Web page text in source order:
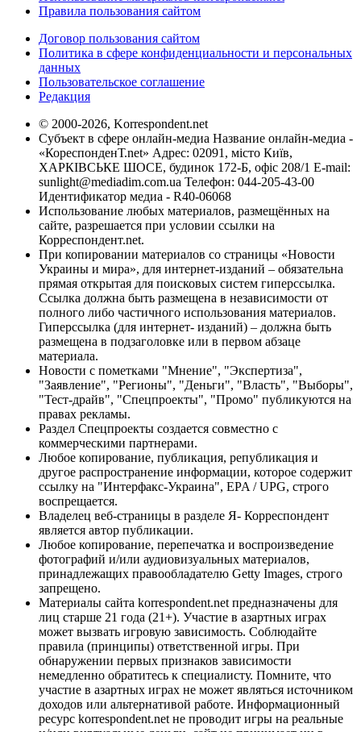
Правила пользования сайтом
Договор пользования сайтом
Политика в сфере конфиденциальности и персональных
данных
Пользовательское соглашение
Редакция
© 2000-2026, Korrespondent.net
Субъект в сфере онлайн-медиа Название онлайн-медиа -
«КореспонденТ.net» Адрес: 02091, місто Київ,
ХАРКІВСЬКЕ ШОСЕ, будинок 172-Б, офіс 208/1 E-mail:
sunlight@mediadim.com.ua Телефон: 044-205-43-00
Идентификатор медиа - R40-06068
Использование любых материалов, размещённых на
сайте, разрешается при условии ссылки на
Корреспондент.net.
При копировании материалов со страницы «Новости
Украины и мира», для интернет-изданий – обязательна
прямая открытая для поисковых систем гиперссылка.
Ссылка должна быть размещена в независимости от
полного либо частичного использования материалов.
Гиперссылка (для интернет- изданий) – должна быть
размещена в подзаголовке или в первом абзаце
материала.
Новости с пометками "Мнение", "Экспертиза",
"Заявление", "Регионы", "Деньги", "Власть", "Выборы",
"Тест-драйв", "Спецпроекты", "Промо" публикуются на
правах рекламы.
Раздел Спецпроекты создается совместно с
коммерческими партнерами.
Любое копирование, публикация, републикация и
другое распространение информации, которое содержит
ссылку на "Интерфакс-Украина", EPA / UPG, строго
воспрещается.
Владелец веб-страницы в разделе Я- Корреспондент
является автор публикации.
Любое копирование, перепечатка и воспроизведение
фотографий и/или аудиовизуальных материалов,
принадлежащих правообладателю Getty Images, строго
запрещено.
Материалы сайта korrespondent.net предназначены для
лиц старше 21 года (21+). Участие в азартных играх
может вызвать игровую зависимость. Соблюдайте
правила (принципы) ответственной игры. При
обнаружении первых признаков зависимости
немедленно обратитесь к специалисту. Помните, что
участие в азартных играх не может являться источником
доходов или альтернативой работе. Информационный
ресурс korrespondent.net не проводит игры на реальные